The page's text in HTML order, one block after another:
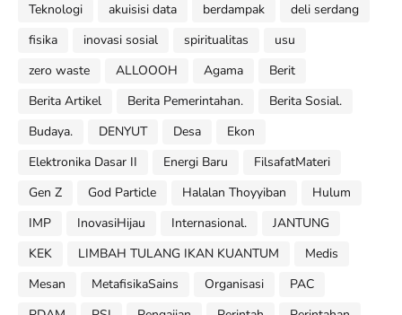
Teknologi
akuisisi data berdampak
deli serdang
fisika
inovasi sosial spiritualitas
usu
zero waste
ALLOOOH Agama
Berit
Berita Artikel
Berita Pemerintahan.
Berita Sosial.
Budaya.
DENYUT Desa
Ekon
Elektronika Dasar II
Energi Baru
FilsafatMateri
Gen Z
God Particle Halalan Thoyyiban
Hulum
IMP
InovasiHijau Internasional.
JANTUNG
KEK
LIMBAH TULANG IKAN KUANTUM
Medis
Mesan
MetafisikaSains Organisasi
PAC